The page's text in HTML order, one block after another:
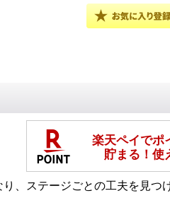
、ステージごとの工夫を見